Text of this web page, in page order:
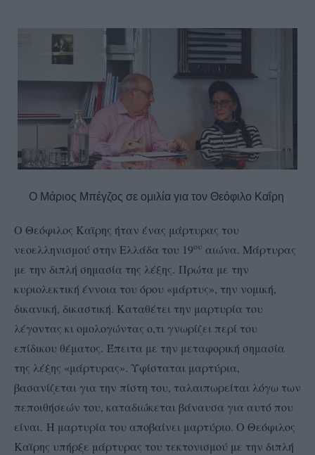
Ο Μάριος Μπέγζος σε ομιλία για τον Θεόφιλο Καΐρη
Ο Θεόφιλος Καϊρης ήταν ένας μάρτυρας του
νεοελληνισμού στην Ελλάδα του 19ου αιώνα. Μάρτυρας
με την διπλή σημασία της λέξης. Πρώτα με την
κυριολεκτική έννοια του όρου «μάρτυς», την νομική,
δικανική, δικαστική. Καταθέτει την μαρτυρία του
λέγοντας κι ομολογώντας ο,τι γνωρίζει περί του
επίδικου θέματος. Έπειτα με την μεταφορική σημασία
της λέξης «μάρτυρας». Υφίσταται μαρτύρια,
βασανίζεται για την πίστη του, ταλαιπωρείται λόγω των
πεποιθήσεών του, καταδιώκεται βάναυσα για αυτό που
είναι. Η μαρτυρία του αποβαίνει μαρτύριο. Ο Θεόφιλος
Καϊρης υπήρξε μάρτυρας του τεκτονισμού με την διπλή